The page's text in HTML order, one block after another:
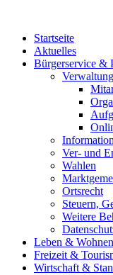
Startseite
Aktuelles
Bürgerservice &
Verwaltung
Ver- und
Wahlen
Ortsrecht
Steuern,
Weitere
Leben & Wohnen
Freizeit &
Wirtschaft &